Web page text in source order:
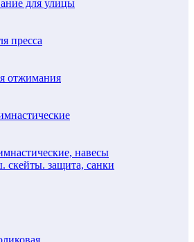
для улицы
пресса
отжимания
навесы
скейты. защита, санки